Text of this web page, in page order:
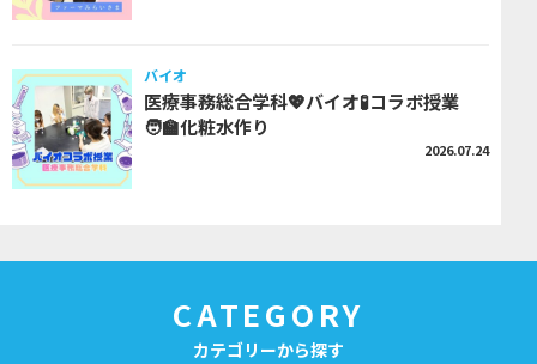
バイオ
医療事務総合学科💖バイオ🧪コラボ授業
🧑‍🏫化粧水作り
2026.07.24
CATEGORY
カテゴリーから探す